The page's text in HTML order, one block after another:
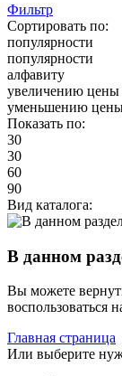
Фильтр
Сортировать по:
популярности
популярности
алфавиту
увеличению цены
уменьшению
Показать по:
30
30
60
90
Вид каталога:
В данном
Вы можете
воспользоваться
Главная страница
Или выберите